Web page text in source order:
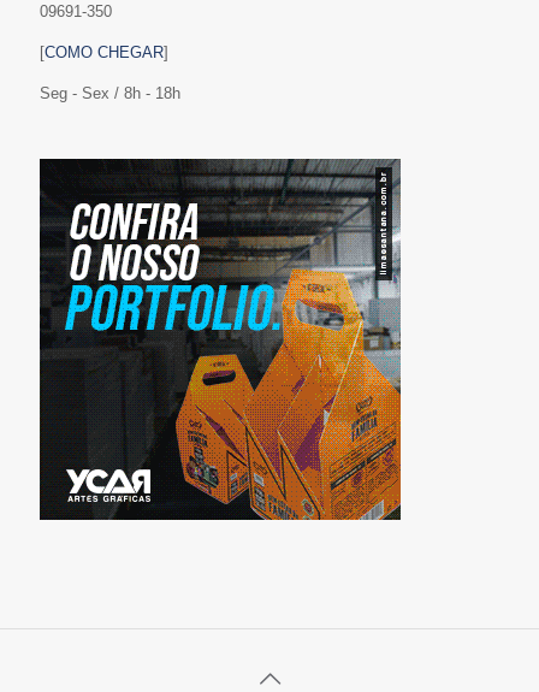
09691-350
[COMO CHEGAR]
Seg - Sex / 8h - 18h